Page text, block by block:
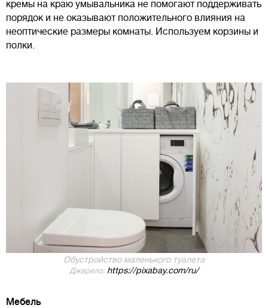
кремы на краю умывальника не помогают поддерживать
порядок и не оказывают положительного влияния на
неоптические размеры комнаты. Используем корзины и
полки.
Обустройство маленького туалета
Джерело: https://pixabay.com/ru/
Мебель